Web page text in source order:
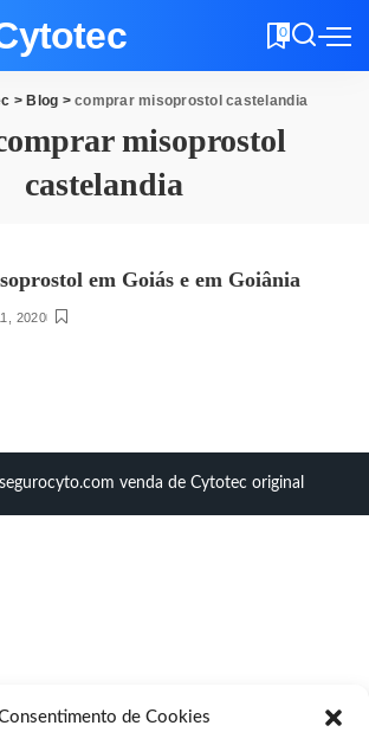
de Cookies
0
> Blog >comprar misoprostol castelandia
misoprostol
castelandia
em Goiás e em Goiânia
2020
venda de Cytotec original